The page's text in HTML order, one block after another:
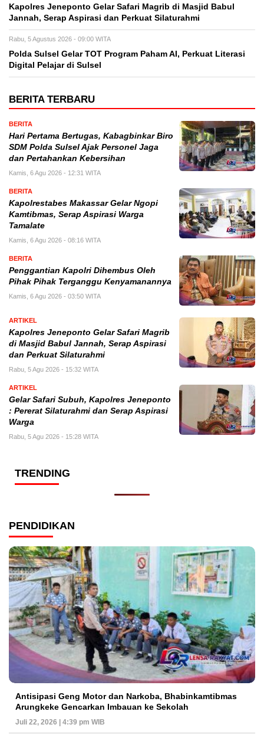
Kapolres Jeneponto Gelar Safari Magrib di Masjid Babul
Jannah, Serap Aspirasi dan Perkuat Silaturahmi
Rabu, 5 Agustus 2026 - 09:00 WITA
Polda Sulsel Gelar TOT Program Paham AI, Perkuat Literasi
Digital Pelajar di Sulsel
BERITA TERBARU
BERITA
Hari Pertama Bertugas, Kabagbinkar Biro
SDM Polda Sulsel Ajak Personel Jaga
dan Pertahankan Kebersihan
Kamis, 6 Agu 2026 - 12:31 WITA
BERITA
Kapolrestabes Makassar Gelar Ngopi
Kamtibmas, Serap Aspirasi Warga
Tamalate
Kamis, 6 Agu 2026 - 08:16 WITA
BERITA
Penggantian Kapolri Dihembus Oleh
Pihak Pihak Terganggu Kenyamanannya
Kamis, 6 Agu 2026 - 03:50 WITA
ARTIKEL
Kapolres Jeneponto Gelar Safari Magrib
di Masjid Babul Jannah, Serap Aspirasi
dan Perkuat Silaturahmi
Rabu, 5 Agu 2026 - 15:32 WITA
ARTIKEL
Gelar Safari Subuh, Kapolres Jeneponto
: Pererat Silaturahmi dan Serap Aspirasi
Warga
Rabu, 5 Agu 2026 - 15:28 WITA
TRENDING
PENDIDIKAN
Antisipasi Geng Motor dan Narkoba, Bhabinkamtibmas
Arungkeke Gencarkan Imbauan ke Sekolah
Juli 22, 2026 | 4:39 pm WIB